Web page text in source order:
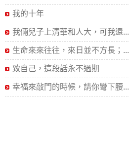
我的十年
我倆兒子上清華和人大，可我還...
生命來來往往，來日並不方長；...
致自己，這段話永不過期
幸福來敲門的時候，請你彎下腰...